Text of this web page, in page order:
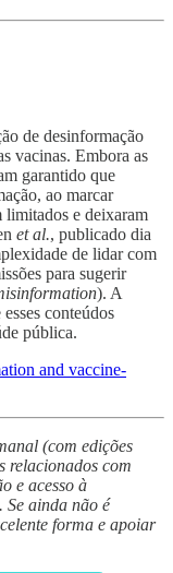
de desinformação
vacinas. Embora as
garantido que
ao marcar
limitados e deixaram
et al., publicado dia
de lidar com
para sugerir
). A
conteúdos
pública.
and vaccine-
(com edições
relacionados com
e acesso à
Se ainda não é
forma e apoiar